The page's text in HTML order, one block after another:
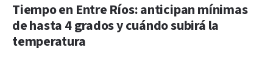
Tiempo en Entre Ríos: anticipan mínimas
de hasta 4 grados y cuándo subirá la
temperatura